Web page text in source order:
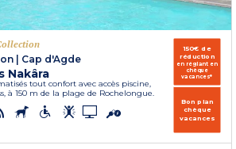
Cap d'Agde
Nakâra
tout confort avec accès piscine,
à 150 m de la plage de Rochelongue.
150€ de
réduction
en réglant en
chèque
vacances*
Bon plan
chèque
vacances